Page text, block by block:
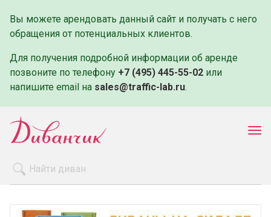
Вы можете арендовать данный сайт и получать с него
обращения от потенциальных клиентов.
Для получения подробной информации об аренде
позвоните по телефону +7 (495) 445-55-02 или
напишите email на sales@traffic-lab.ru.
Оплата и доставка